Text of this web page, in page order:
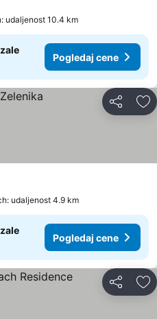
udaljenost 10.4 km
Pogledaj cene
Deli
udaljenost 4.9 km
Pogledaj cene
Deli